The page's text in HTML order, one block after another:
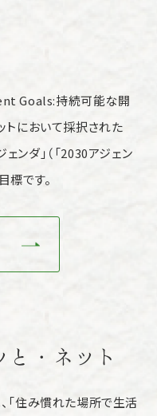
Goals:持続可能な開
トにおいて採択された
ンダ」（「2030アジェン
標です。
・ネット
、「住み慣れた場所で生活